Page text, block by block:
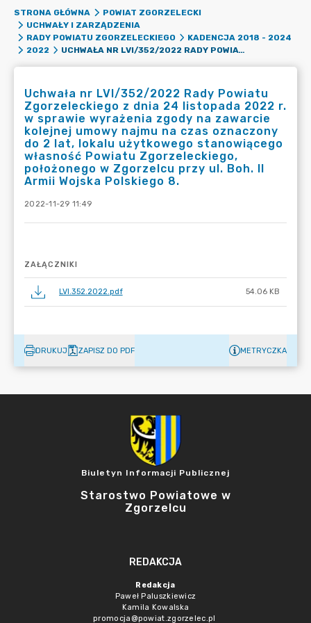
STRONA GŁÓWNA
POWIAT ZGORZELECKI
UCHWAŁY I ZARZĄDZENIA
RADY POWIATU ZGORZELECKIEGO
KADENCJA 2018 - 2024
2022
UCHWAŁA NR LVI/352/2022 RADY POWIATU ZGORZELECKIEGO Z DNIA 24 LISTOPADA 2022 R. W SPRAWIE WYRAŻENIA ZGODY NA ZAWARCIE KOLEJNEJ UMOWY NAJMU NA CZAS OZNACZONY DO 2 LAT, LOKALU UŻYTKOWEGO STANOWIĄCEGO WŁASNOŚĆ POWIATU ZGORZELECKIEGO, POŁOŻONEGO W ZGORZELCU PRZY UL. BOH. II ARMII WOJSKA POLSKIEGO 8.
Uchwała nr LVI/352/2022 Rady Powiatu
Zgorzeleckiego z dnia 24 listopada 2022 r.
w sprawie wyrażenia zgody na zawarcie
kolejnej umowy najmu na czas oznaczony
do 2 lat, lokalu użytkowego stanowiącego
własność Powiatu Zgorzeleckiego,
położonego w Zgorzelcu przy ul. Boh. II
Armii Wojska Polskiego 8.
2022-11-29 11:49
ZAŁĄCZNIKI
LVI.352.2022.pdf 54.06 KB
DRUKUJ ZAPISZ DO PDF METRYCZKA
Biuletyn Informacji Publicznej
Starostwo Powiatowe w
Zgorzelcu
REDAKCJA
Redakcja
Paweł Paluszkiewicz
Kamila Kowalska
promocja@powiat.zgorzelec.pl